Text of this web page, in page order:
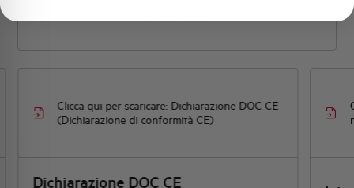
LS06K3010-AD
DOC CE
Clicca qui per scaricare: Istruzioni per il
montaggio